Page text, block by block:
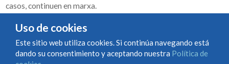
casos, continuen en marxa.
Uso de cookies
Este sitio web utiliza cookies. Si continúa navegando está
dando su consentimiento y aceptando nuestra Política de